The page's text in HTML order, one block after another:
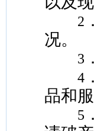
2
况。
3
4
品和
5